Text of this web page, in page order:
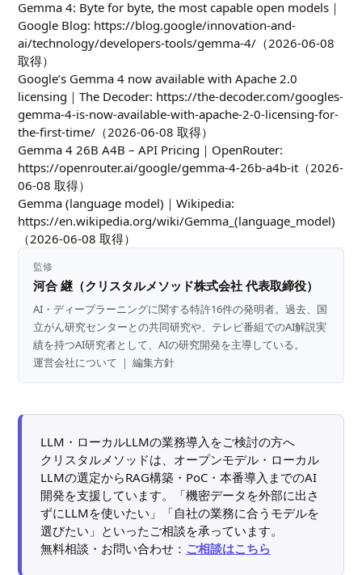
Gemma 4: Byte for byte, the most capable open models｜
Google Blog: https://blog.google/innovation-and-
ai/technology/developers-tools/gemma-4/ （2026-06-08
取得）
Google’s Gemma 4 now available with Apache 2.0
licensing｜The Decoder: https://the-decoder.com/googles-
gemma-4-is-now-available-with-apache-2-0-licensing-for-
the-first-time/ （2026-06-08 取得）
Gemma 4 26B A4B – API Pricing｜OpenRouter:
https://openrouter.ai/google/gemma-4-26b-a4b-it （2026-
06-08 取得）
Gemma (language model)｜Wikipedia:
https://en.wikipedia.org/wiki/Gemma_(language_model)
（2026-06-08 取得）
監修
河合 継（クリスタルメソッド株式会社 代表取締役）
AI・ディープラーニングに関する特許16件の発明者。過去、国
立がん研究センターとの共同研究や、テレビ番組でのAI解説実
績を持つAI研究者として、AIの研究開発を主導している。
運営会社について ｜編集方針
LLM・ローカルLLMの業務導入をご検討の方へ
クリスタルメソッドは、オープンモデル・ローカル
LLMの選定からRAG構築・PoC・本番導入までのAI
開発を支援しています。「機密データを外部に出さ
ずにLLMを使いたい」「自社の業務に合うモデルを
選びたい」といったご相談を承っています。
無料相談・お問い合わせ： ご相談はこちら